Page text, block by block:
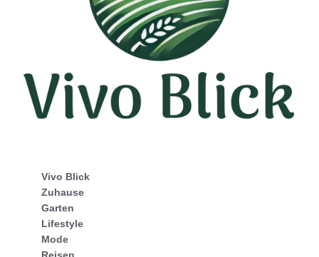
Vivo Blick
Zuhause
Garten
Lifestyle
Mode
Reisen